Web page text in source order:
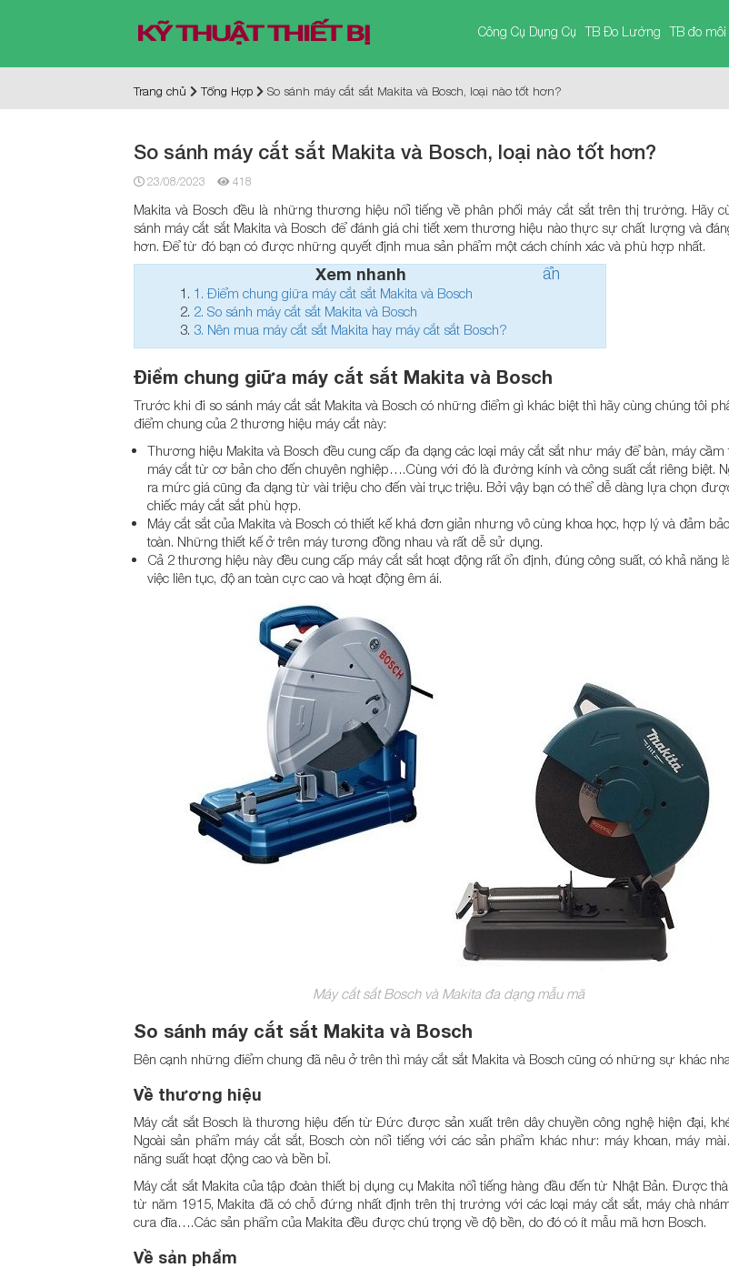
Công Cụ Dụng Cụ TB Đo Lường TB đo
Trang chủ Tổng Hợp So sánh máy cắt sắt Makita và Bosch, loại nào tốt hơn?
So sánh máy cắt sắt Makita và Bosch, loại nào tốt hơn?
23/08/2023 418
Makita và Bosch đều là những thương hiệu nổi tiếng về phân phối máy cắt sắt trên thị trường. Hãy
sánh máy cắt sắt Makita và Bosch để đánh giá chi tiết xem thương hiệu nào thực sự chất lượng và
hơn. Để từ đó bạn có được những quyết định mua sản phẩm một cách chính xác và phù hợp nhất.
Xem nhanh ẩn
1. Điểm chung giữa máy cắt sắt Makita và Bosch
2. So sánh máy cắt sắt Makita và Bosch
3. Nên mua máy cắt sắt Makita hay máy cắt sắt Bosch?
Điểm chung giữa máy cắt sắt Makita và Bosch
Trước khi đi so sánh máy cắt sắt Makita và Bosch có những điểm gì khác biệt thì hãy cùng chúng tôi
điểm chung của 2 thương hiệu máy cắt này:
Thương hiệu Makita và Bosch đều cung cấp đa dạng các loại máy cắt sắt như máy để bàn, máy cầm
máy cắt từ cơ bản cho đến chuyên nghiệp….Cùng với đó là đường kính và công suất cắt riêng biệt.
ra mức giá cũng đa dạng từ vài triệu cho đến vài trục triệu. Bởi vậy bạn có thể dễ dàng lựa chọn
chiếc máy cắt sắt phù hợp.
Máy cắt sắt của Makita và Bosch có thiết kế khá đơn giản nhưng vô cùng khoa học, hợp lý và đảm
toàn. Những thiết kế ở trên máy tương đồng nhau và rất dễ sử dụng.
Cả 2 thương hiệu này đều cung cấp máy cắt sắt hoạt động rất ổn định, đúng công suất, có khả năng
việc liên tục, độ an toàn cực cao và hoạt động êm ái.
Máy cắt sắt Bosch và Makita đa dạng mẫu mã
So sánh máy cắt sắt Makita và Bosch
Bên cạnh những điểm chung đã nêu ở trên thì máy cắt sắt Makita và Bosch cũng có những sự khác
Về thương hiệu
Máy cắt sắt Bosch là thương hiệu đến từ Đức được sản xuất trên dây chuyền công nghệ hiện đại,
Ngoài sản phẩm máy cắt sắt, Bosch còn nổi tiếng với các sản phẩm khác như: máy khoan, máy
năng suất hoạt động cao và bền bỉ.
Máy cắt sắt Makita của tập đoàn thiết bị dụng cụ Makita nổi tiếng hàng đầu đến từ Nhật Bản. Được
từ năm 1915, Makita đã có chỗ đứng nhất định trên thị trường với các loại máy cắt sắt, máy chà
cưa đĩa….Các sản phẩm của Makita đều được chú trọng về độ bền, do đó có ít mẫu mã hơn Bosch.
Về sản phẩm